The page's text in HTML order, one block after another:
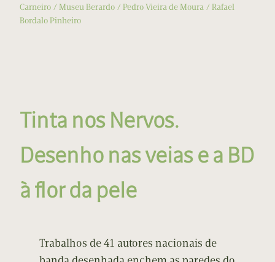
Carneiro
Museu Berardo Pedro Vieira de Moura
Rafael
Bordalo Pinheiro
Tinta nos Nervos.
Desenho nas veias e a BD
à flor da pele
Trabalhos de 41 autores nacionais de